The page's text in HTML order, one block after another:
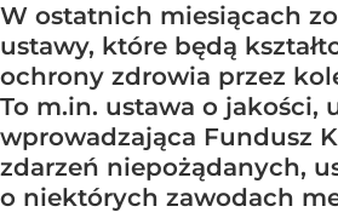
W ostatnich miesiącach
ustawy, które będą
ochrony zdrowia przez
To m.in. ustawa o jakości,
wprowadzająca Fundusz
zdarzeń niepożądanych,
o niektórych zawodach